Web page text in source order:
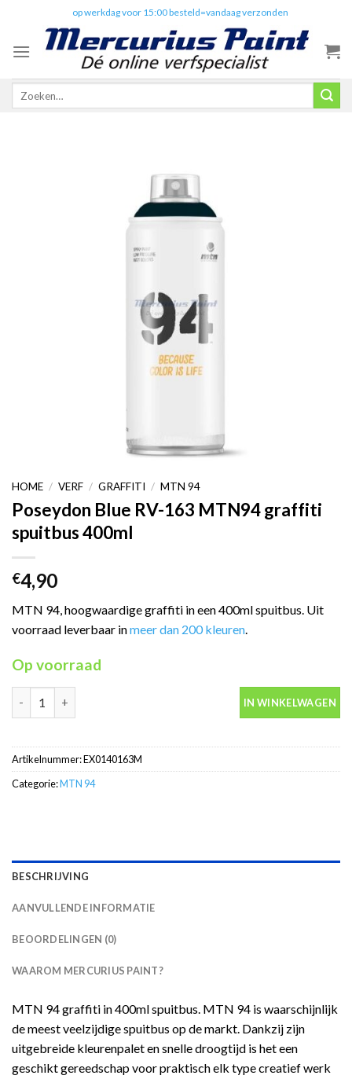
content
op werkdag voor 15:00 besteld=vandaag verzonden
Zoeken
HOME / VERF / GRAFFITI / MTN 94
Poseydon Blue RV-163 MTN94 graffiti
spuitbus 400ml
€4,90
MTN 94, hoogwaardige graffiti in een 400ml spuitbus. Uit
voorraad leverbaar inmeer dan 200 kleuren.
Op voorraad
IN WINKELWAGEN
Artikelnummer:EX0140163M
Categorie:MTN 94
BESCHRIJVING
AANVULLENDE INFORMATIE
BEOORDELINGEN (0)
WAAROM MERCURIUS PAINT?
MTN 94 graffiti in 400ml spuitbus. MTN 94 is waarschijnlijk
de meest veelzijdige spuitbus op de markt. Dankzij zijn
uitgebreide kleurenpalet en snelle droogtijd is het een
geschikt gereedschap voor praktisch elk type creatief werk